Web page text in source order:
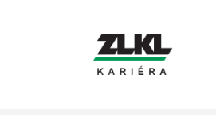
Hlavní navigace